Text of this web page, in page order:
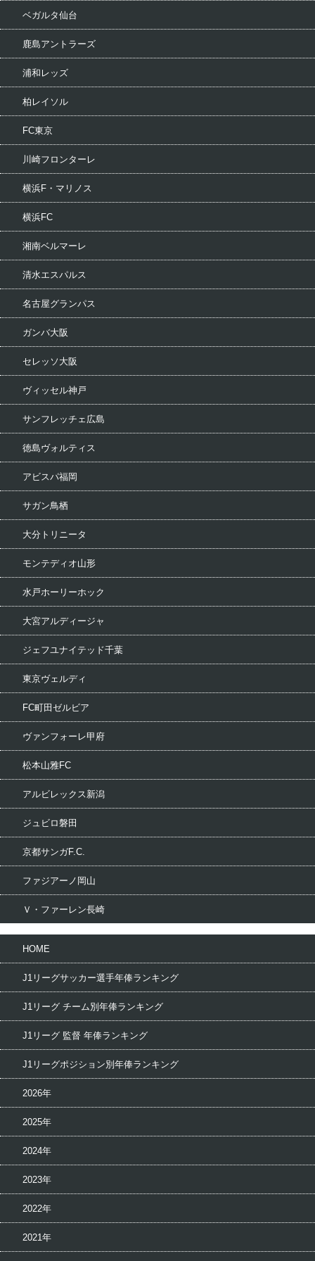
ベガルタ仙台
鹿島アントラーズ
浦和レッズ
柏レイソル
FC東京
川崎フロンターレ
横浜F・マリノス
横浜FC
湘南ベルマーレ
清水エスパルス
名古屋グランパス
ガンバ大阪
セレッソ大阪
ヴィッセル神戸
サンフレッチェ広島
徳島ヴォルティス
アビスパ福岡
サガン鳥栖
大分トリニータ
モンテディオ山形
水戸ホーリーホック
大宮アルディージャ
ジェフユナイテッド千葉
東京ヴェルディ
FC町田ゼルビア
ヴァンフォーレ甲府
松本山雅FC
アルビレックス新潟
ジュビロ磐田
京都サンガF.C.
ファジアーノ岡山
Ｖ・ファーレン長崎
HOME
J1リーグサッカー選手年俸ランキング
J1リーグ チーム別年俸ランキング
J1リーグ 監督 年俸ランキング
J1リーグポジション別年俸ランキング
2026年
2025年
2024年
2023年
2022年
2021年